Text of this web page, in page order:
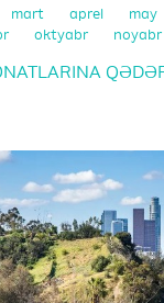
mart aprel may
oktyabr noyabr